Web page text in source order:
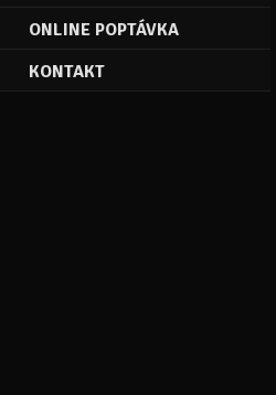
ONLINE POPTÁVKA
KONTAKT